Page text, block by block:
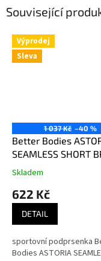
Související
Výprodej
Sleva
1 037 Kč –40 %
Better Bodies
SEAMLESS SHORT
CHILI RED MELANGE –
Better Bodies
Skladem
622 Kč
DETAIL
sportovní podprsenka
Bodies ASTORIA